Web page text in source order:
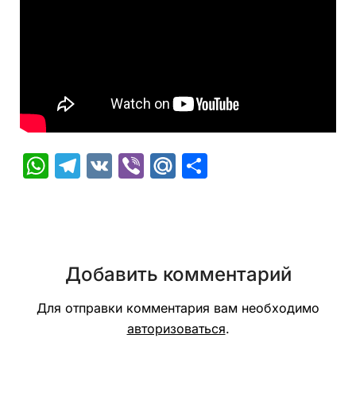
WhatsApp
Telegram
VK ViberMail.Ru
Добавить комментарий
Для отправки комментария вам необходимо
авторизоваться.